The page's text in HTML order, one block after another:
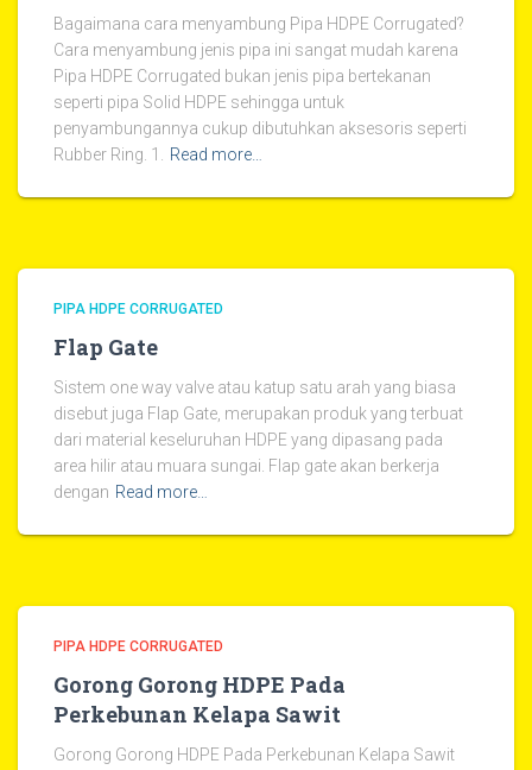
Bagaimana cara menyambung Pipa HDPE Corrugated?
Cara menyambung jenis pipa ini sangat mudah karena
Pipa HDPE Corrugated bukan jenis pipa bertekanan
seperti pipa Solid HDPE sehingga untuk
penyambungannya cukup dibutuhkan aksesoris seperti
Rubber Ring. 1. Read more…
PIPA HDPE CORRUGATED
Flap Gate
Sistem one way valve atau katup satu arah yang biasa
disebut juga Flap Gate, merupakan produk yang terbuat
dari material keseluruhan HDPE yang dipasang pada
area hilir atau muara sungai. Flap gate akan berkerja
dengan Read more…
PIPA HDPE CORRUGATED
Gorong Gorong HDPE Pada
Perkebunan Kelapa Sawit
Gorong Gorong HDPE Pada Perkebunan Kelapa Sawit